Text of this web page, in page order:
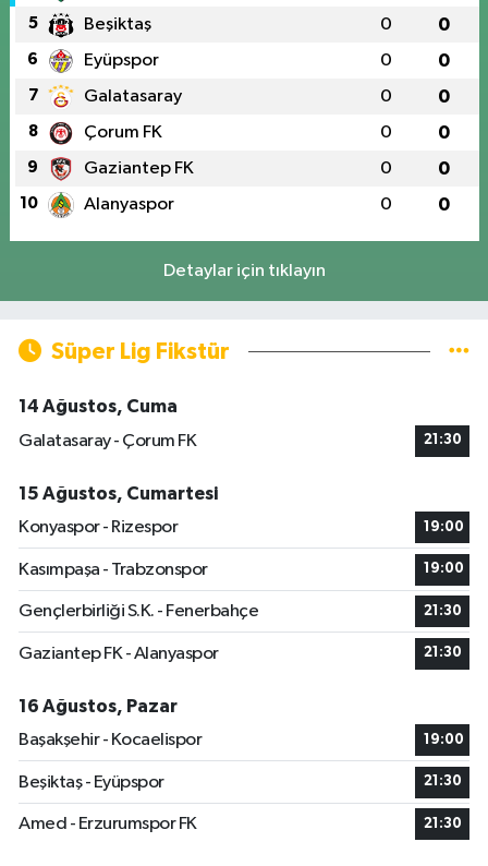
5 Beşiktaş 0 0
6 Eyüpspor 0 0
7 Galatasaray 0 0
8 Çorum FK 0 0
9 Gaziantep FK 0 0
10 Alanyaspor 0 0
Detaylar için tıklayın
Süper Lig Fikstür
14 Ağustos, Cuma
Galatasaray - Çorum FK
21:30
15 Ağustos, Cumartesi
Konyaspor - Rizespor
19:00
Kasımpaşa - Trabzonspor 19:00
Gençlerbirliği S.K. - Fenerbahçe 21:30
Gaziantep FK - Alanyaspor 21:30
16 Ağustos, Pazar
Başakşehir - Kocaelispor
19:00
Beşiktaş - Eyüpspor 21:30
Amed - Erzurumspor FK 21:30